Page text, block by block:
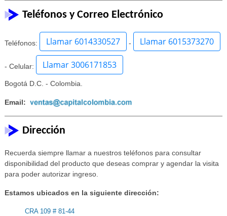
Teléfonos y Correo Electrónico
Teléfonos: Llamar 6014330527 - Llamar 6015373270
- Celular: Llamar 3006171853
Bogotá D.C. - Colombia.
Email:
Dirección
Recuerda siempre llamar a nuestros teléfonos para consultar
disponibilidad del producto que deseas comprar y agendar la visita
para poder autorizar ingreso.
Estamos ubicados en la siguiente dirección:
CRA 109 # 81-44